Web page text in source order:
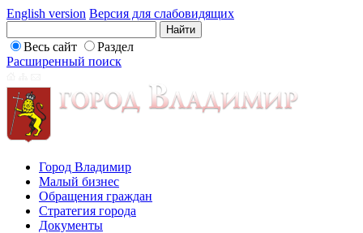
English version Версия для слабовидящих
Весь сайт
Раздел
Расширенный поиск
Город Владимир
Малый бизнес
Обращения граждан
Стратегия города
Документы